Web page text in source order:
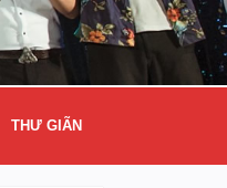
THƯ GIÃN